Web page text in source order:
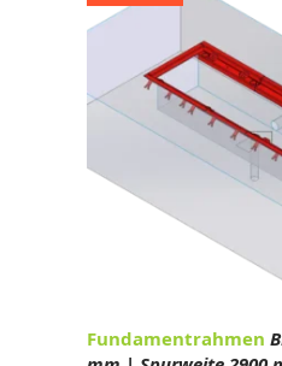
Fundamentrahmen